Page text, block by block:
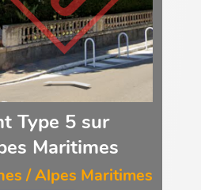
Type 5 sur
Maritimes
/ Alpes Maritimes